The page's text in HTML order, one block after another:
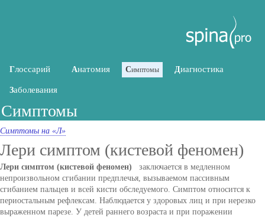
Глоссарий Анатомия Симптомы Диагностика
Заболевания
Симптомы
Симптомы на «Л»
Лери симптом (кистевой феномен)
Лери симптом (кистевой феномен) заключается в медленном
непроизвольном сгибании предплечья, вызываемом пассивным
сгибанием пальцев и всей кисти обследуемого. Симптом относится к
периостальным рефлексам. Наблюдается у здоровых лиц и при нерезко
выраженном парезе. У детей раннего возраста и при поражении